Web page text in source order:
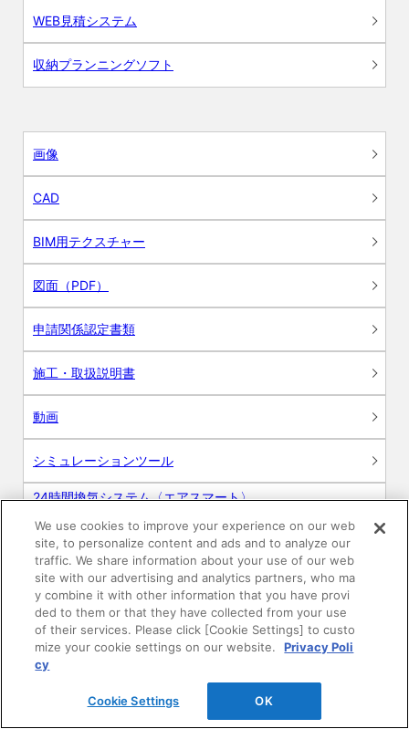
WEB見積システム
収納プランニングソフト
画像
CAD
BIM用テクスチャー
図面（PDF）
申請関係認定書類
施工・取扱説明書
動画
シミュレーションツール
24時間換気システム〈エアスマート〉
R&Dセンター環境測定・分析サービス
商品マスター申し込み
We use cookies to improve your experience on our web
site, to personalize content and ads and to analyze our
traffic. We share information about your use of our web
site with our advertising and analytics partners, who ma
y combine it with other information that you have provi
ded to them or that they have collected from your use
of their services. Please click [Cookie Settings] to custo
mize your cookie settings on our website.
Privacy Poli
cy
Cookie Settings OK